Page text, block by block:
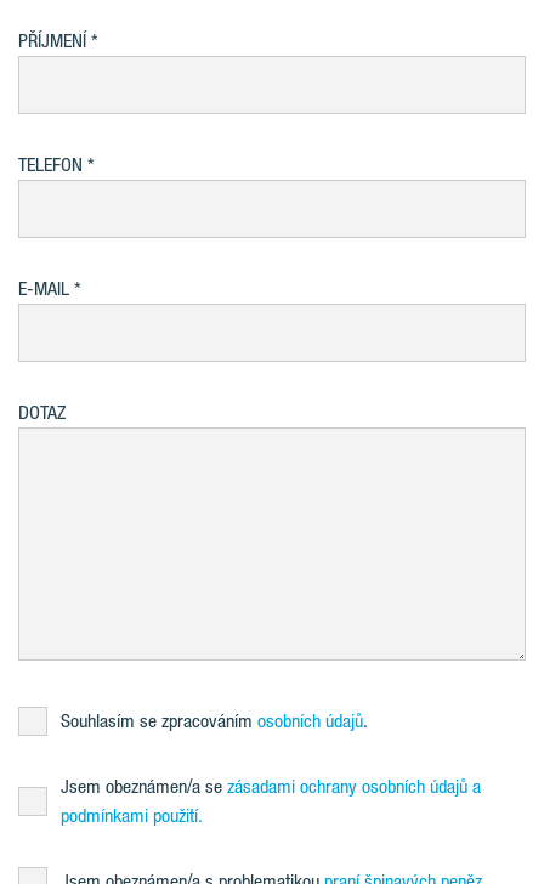
PŘÍJMENÍ
TELEFON
E-MAIL
DOTAZ
Souhlasím se zpracováním osobních údajů.
Jsem obeznámen/a se zásadami ochrany osobních údajů a
podmínkami použití.